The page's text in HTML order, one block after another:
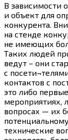
В зависимости
и объект для
конкурента.
на стенде
не имеющих
Таких людей
ведут – они
с
контактов с
это либо
мероприятиях,
вопросах — их
технические